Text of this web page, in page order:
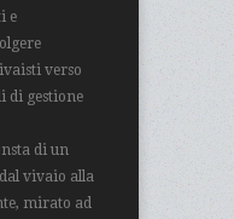
e
verso
di gestione
di un
vivaio alla
mirato ad